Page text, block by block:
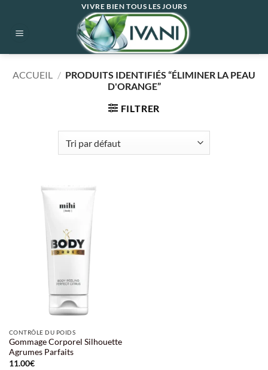
contenu
VIVRE BIEN TOUS LES JOURS
ACCUEIL / PRODUITS IDENTIFIÉS “ÉLIMINER LA PEAU
D'ORANGE”
FILTRER
CONTRÔLE DU POIDS
Gommage Corporel Silhouette
Agrumes Parfaits
11.00€